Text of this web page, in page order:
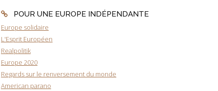
POUR UNE EUROPE INDÉPENDANTE
Europe solidaire
L'Esprit Européen
Realpolitik
Europe 2020
Regards sur le renversement du monde
American parano